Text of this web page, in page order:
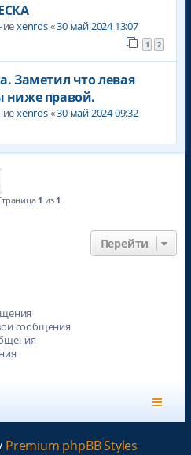
xenros«30 май 2024 13:07
1 2
Заметил что левая
правой.
xenros«30 май 2024 09:32
1 из 1
Перейти
сообщения
Premium phpBB Styles